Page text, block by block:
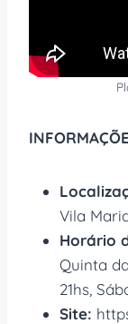
Vila
Horário
Quinta
21hs,
Site: